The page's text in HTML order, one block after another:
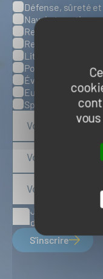
Catégories
Défense, sûreté
Naval et nautisme
Ressources
Ressources
Littoral et
Ports,
Évènements
Europe
Spatial
J'accepte de
du Pôle Mer
S'inscrire